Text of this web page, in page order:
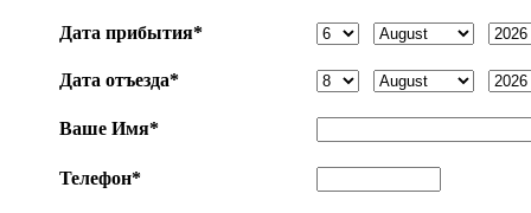
Дата прибытия*
Дата отъезда*
Ваше Имя*
Телефон*